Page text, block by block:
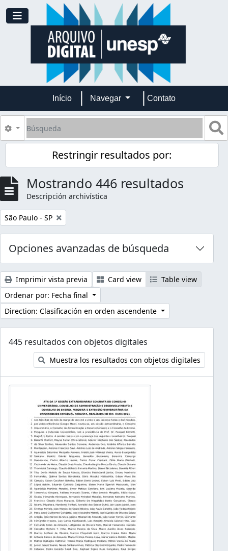
Skip to main content
Toggle navigation
Início Navegar Contato
Búsqueda
Search options
Restringir resultados por:
Mostrando 446 resultados
Descripción archivística
Remove filter:
São Paulo - SP
Opciones avanzadas de búsqueda
Imprimir vista previa Card view
Table view
Ordenar por: Fecha final
Direction: Clasificación en orden ascendente
445 resultados con objetos digitales
Muestra los resultados con objetos digitales